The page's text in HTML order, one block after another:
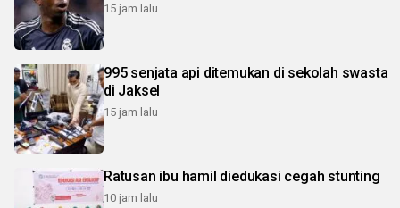
15 jam lalu
995 senjata api ditemukan di sekolah swasta
di Jaksel
15 jam lalu
Ratusan ibu hamil diedukasi cegah stunting
10 jam lalu